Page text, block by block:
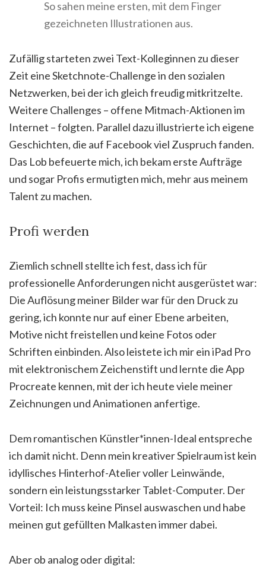
So sahen meine ersten, mit dem Finger
gezeichneten Illustrationen aus.
Zufällig starteten zwei Text-Kolleginnen zu dieser
Zeit eine Sketchnote-Challenge in den sozialen
Netzwerken, bei der ich gleich freudig mitkritzelte.
Weitere Challenges – offene Mitmach-Aktionen im
Internet – folgten. Parallel dazu illustrierte ich eigene
Geschichten, die auf Facebook viel Zuspruch fanden.
Das Lob befeuerte mich, ich bekam erste Aufträge
und sogar Profis ermutigten mich, mehr aus meinem
Talent zu machen.
Profi werden
Ziemlich schnell stellte ich fest, dass ich für
professionelle Anforderungen nicht ausgerüstet war:
Die Auflösung meiner Bilder war für den Druck zu
gering, ich konnte nur auf einer Ebene arbeiten,
Motive nicht freistellen und keine Fotos oder
Schriften einbinden. Also leistete ich mir ein iPad Pro
mit elektronischem Zeichenstift und lernte die App
Procreate kennen, mit der ich heute viele meiner
Zeichnungen und Animationen anfertige.
Dem romantischen Künstler*innen-Ideal entspreche
ich damit nicht. Denn mein kreativer Spielraum ist kein
idyllisches Hinterhof-Atelier voller Leinwände,
sondern ein leistungsstarker Tablet-Computer. Der
Vorteil: Ich muss keine Pinsel auswaschen und habe
meinen gut gefüllten Malkasten immer dabei.
Aber ob analog oder digital: